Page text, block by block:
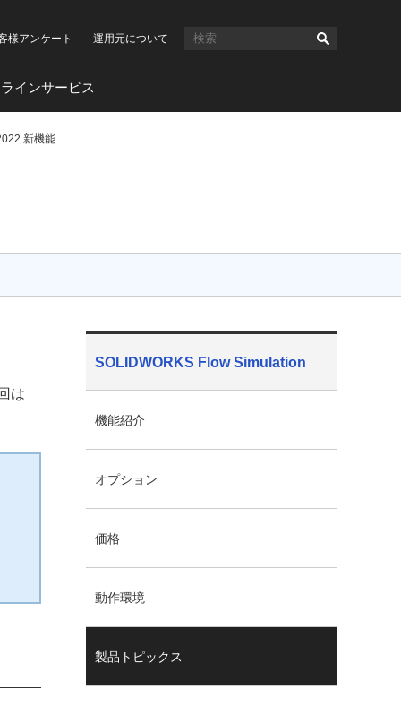
様アンケート 運用元について
インサービス
新機能
は
SOLIDWORKS Flow Simulation
機能紹介
オプション
価格
動作環境
製品トピックス